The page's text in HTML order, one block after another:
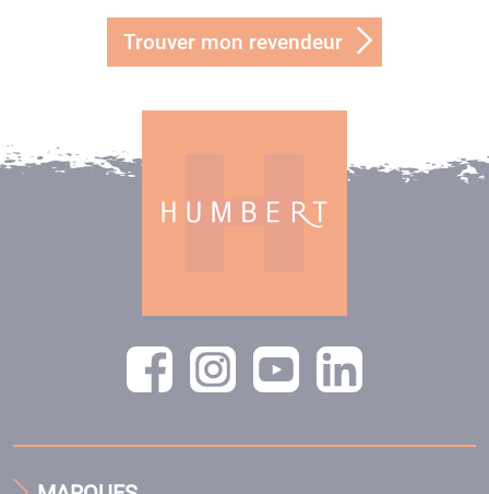
Trouver mon revendeur